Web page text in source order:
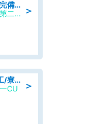
＞
自動車製品の機械加工・部品運搬/寮完備/日払い/工場・製造
UTエージェント株式会社AGT西日本第二CU
＞
金属製品の機械オペレーション・加工/寮完備/日払い/工場・製造
CU